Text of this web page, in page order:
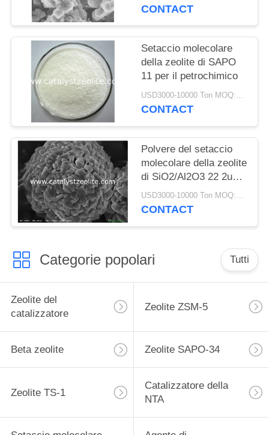
CONTACT
Setaccio molecolare
della zeolite di SAPO
11 per il petrochimico
USD3000-10000 Ton MOQ:1 chilogrammo
CONTACT
Polvere del setaccio
molecolare della zeolite
di SiO2/Al2O3 22 2um
SAPO 11
USD3000-10000 Ton MOQ:1 chilogrammo
CONTACT
Categorie popolari Tutti
Zeolite del
catalizzatore
Zeolite ZSM-5
Beta zeolite Zeolite SAPO-34
Zeolite TS-1
Catalizzatore della
NTA